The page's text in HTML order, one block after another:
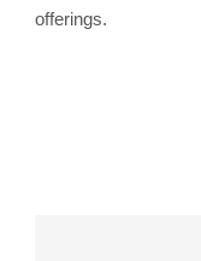
offerings.